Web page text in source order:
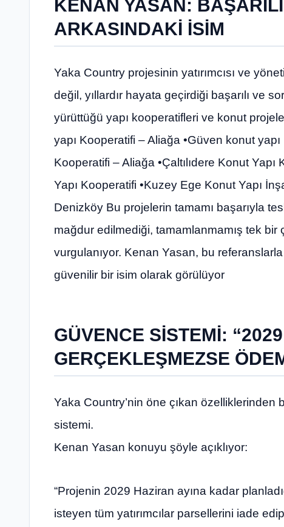
KENAN YASAN:
ARKASINDAKİ İSİM
Yaka Country projesinin yatırımcısı ve
değil, yıllardır hayata geçirdiği başarılı ve
yürüttüğü yapı kooperatifleri ve konut
yapı Kooperatifi – Aliağa •Güven konut
Kooperatifi – Aliağa •Çaltılıdere Konut
Yapı Kooperatifi •Kuzey Ege Konut Yapı
Denizköy Bu projelerin tamamı başarıyla
mağdur edilmediği, tamamlanmamış tek bir
vurgulanıyor. Kenan Yasan, bu referanslarla
güvenilir bir isim olarak görülüyor
GÜVENCE SİSTEMİ:
GERÇEKLEŞMEZSE
Yaka Country’nin öne çıkan özelliklerinden
sistemi.
Kenan Yasan konuyu şöyle açıklıyor:
“Projenin 2029 Haziran ayına kadar
isteyen tüm yatırımcılar parsellerini iade